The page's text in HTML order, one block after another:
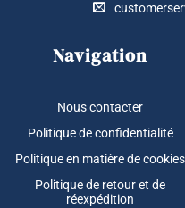
Navigation
Nous contacter
Politique de confidentialité
Politique en matière de cookies
Politique de retour et de
réexpédition